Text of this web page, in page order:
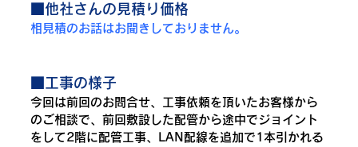
■他社さんの見積り価格
相見積のお話はお聞きしておりません。
■工事の様子
今回は前回のお問合せ、工事依頼を頂いたお客様から
のご相談で、前回敷設した配管から途中でジョイント
をして2階に配管工事、LAN配線を追加で1本引かれる